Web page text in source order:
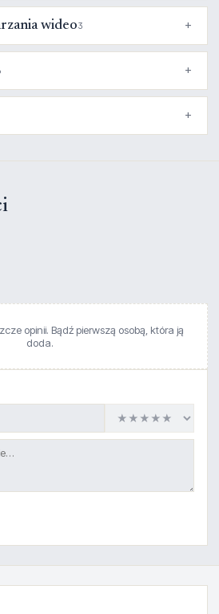
wideo3
opinii. Bądź pierwszą osobą, która ją
doda.